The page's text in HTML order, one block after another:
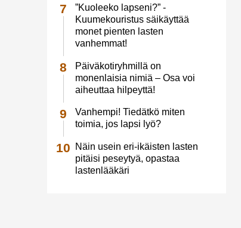
”Kuoleeko lapseni?” -
Kuumekouristus säikäyttää
monet pienten lasten
vanhemmat!
Päiväkotiryhmillä on
monenlaisia nimiä – Osa voi
aiheuttaa hilpeyttä!
Vanhempi! Tiedätkö miten
toimia, jos lapsi lyö?
Näin usein eri-ikäisten lasten
pitäisi peseytyä, opastaa
lastenlääkäri